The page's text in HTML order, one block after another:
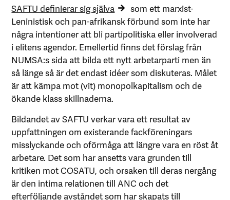
SAFTU definierar sig själva
som ett marxist-
Leninistisk och pan-afrikansk förbund som inte har
några intentioner att bli partipolitiska eller involverad
i elitens agendor. Emellertid finns det förslag från
NUMSA:s sida att bilda ett nytt arbetarparti men än
så länge så är det endast idéer som diskuteras. Målet
är att kämpa mot (vit) monopolkapitalism och de
ökande klass skillnaderna.
Bildandet av SAFTU verkar vara ett resultat av
uppfattningen om existerande fackföreningars
misslyckande och oförmåga att längre vara en röst åt
arbetare. Det som har ansetts vara grunden till
kritiken mot COSATU, och orsaken till deras nergång
är den intima relationen till ANC och det
efterföljande avståndet som har skapats till